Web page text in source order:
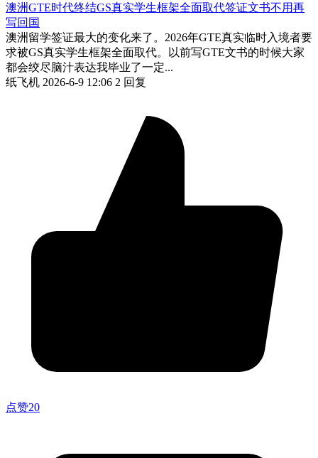
澳洲GTE时代终结GS真实学生框架全面取代签证文书不用再
写回国
澳洲留学签证最大的变化来了。2026年GTE真实临时入境者要
求被GS真实学生框架全面取代。以前写GTE文书的时候大家
都会绞尽脑汁表达我毕业了一定...
纸飞机 2026-6-9 12:06 2 回复
点赞20